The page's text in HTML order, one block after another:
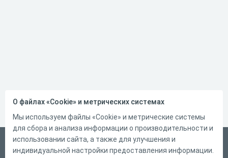
Русский
О файлах «Cookie» и метрических системах
Мы используем файлы «Cookie» и метрические системы
для сбора и анализа информации о производительности и
использовании сайта, а также для улучшения и
индивидуальной настройки предоставления информации.